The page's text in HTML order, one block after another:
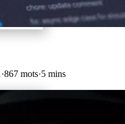
·867 mots·5 mins